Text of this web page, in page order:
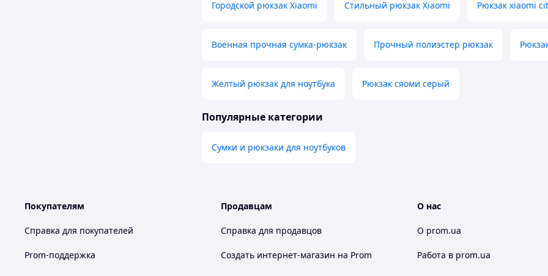
Городской рюкзак Xiaomi Стильный рюкзак Xiaomi Рюкзак xiaomi
Военная прочная сумка-рюкзак Прочный полиэстер рюкзак
Желтый рюкзак для ноутбука Рюкзак сяоми серый
Популярные категории
Сумки и рюкзаки для ноутбуков
Покупателям
Справка для покупателей
Prom-поддержка
Продавцам
Справка для продавцов
Создать интернет-магазин на Prom
О нас
О prom.ua
Работа в prom.ua